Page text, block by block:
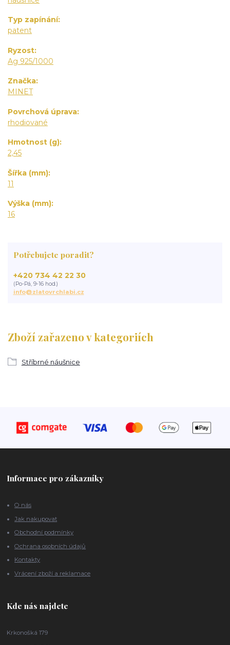
Typ zapínání
patent
Ryzost
Ag 925/1000
Značka
MINET
Povrchová úprava
rhodiované
Hmotnost (g)
2,45
Šířka (mm)
11
Výška (mm)
16
Zboží zařazeno v kategoriích
Stříbrné náušnice
Potřebujete poradit?
+420 734 42 22 30
(Po-Pá, 9-16 hod.)
info@zlatovrchlabi.cz
Informace pro zákazníky
O nás
Jak nakupovat
Obchodní podmínky
Ochrana osobních údajů
Kontakty
Vrácení zboží a reklamace
Kde nás najdete
Krkonošká 179